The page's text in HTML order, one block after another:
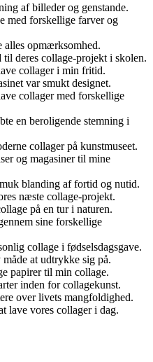
af billeder og genstande.
med forskellige farver og
alles opmærksomhed.
deres collage-projekt i skolen.
collager i min fritid.
var smukt designet.
collager med forskellige
en beroligende stemning i
collager på kunstmuseet.
og magasiner til mine
blanding af fortid og nutid.
næste collage-projekt.
på en tur i naturen.
sine forskellige
collage i fødselsdagsgave.
at udtrykke sig på.
papirer til min collage.
inden for collagekunst.
over livets mangfoldighed.
lave vores collager i dag.